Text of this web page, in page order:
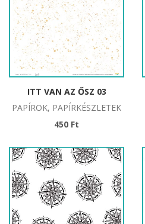
ITT VAN AZ ŐSZ 03
PAPÍROK, PAPÍRKÉSZLETEK
450 Ft